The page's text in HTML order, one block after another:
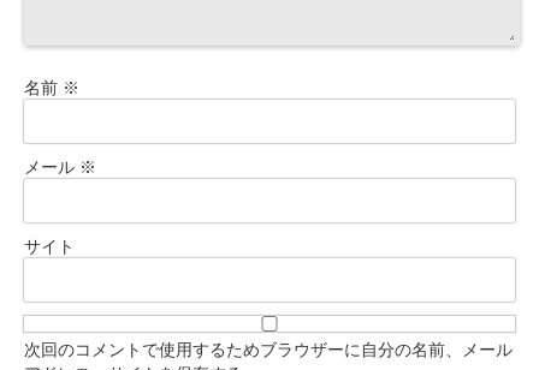
名前 ※
メール ※
サイト
次回のコメントで使用するためブラウザーに自分の名前、メール